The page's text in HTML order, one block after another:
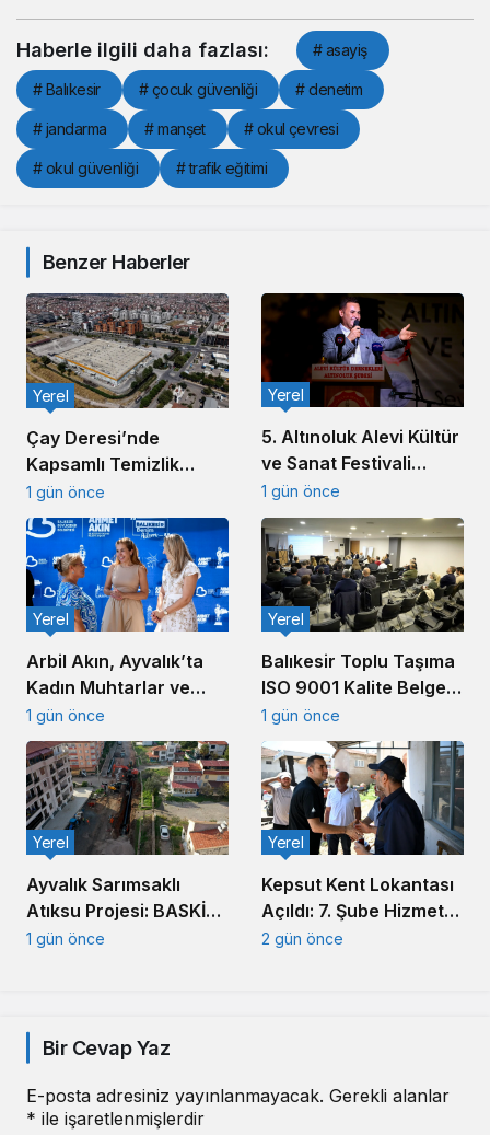
Haberle ilgili daha fazlası: # asayiş
# Balıkesir # çocuk güvenliği # denetim
# jandarma # manşet # okul çevresi
# okul güvenliği # trafik eğitimi
Benzer Haberler
Çay Deresi’nde
Kapsamlı Temizlik
Çalışması Başlatıldı
Yerel
1 gün önce
5. Altınoluk Alevi Kültür
ve Sanat Festivali
Başladı
Yerel
1 gün önce
Arbil Akın, Ayvalık’ta
Kadın Muhtarlar ve
Muhtar Eşleriyle
Buluştu
Yerel
1 gün önce
Balıkesir Toplu Taşıma
ISO 9001 Kalite Belgesi
Aldı
Yerel
1 gün önce
Ayvalık Sarımsaklı
Atıksu Projesi: BASKİ
Altyapıda Hız Kesmiyor
Yerel
1 gün önce
Kepsut Kent Lokantası
Açıldı: 7. Şube Hizmete
Girdi
Yerel
2 gün önce
Bir Cevap Yaz
E-posta adresiniz yayınlanmayacak. Gerekli alanlar
* ile işaretlenmişlerdir